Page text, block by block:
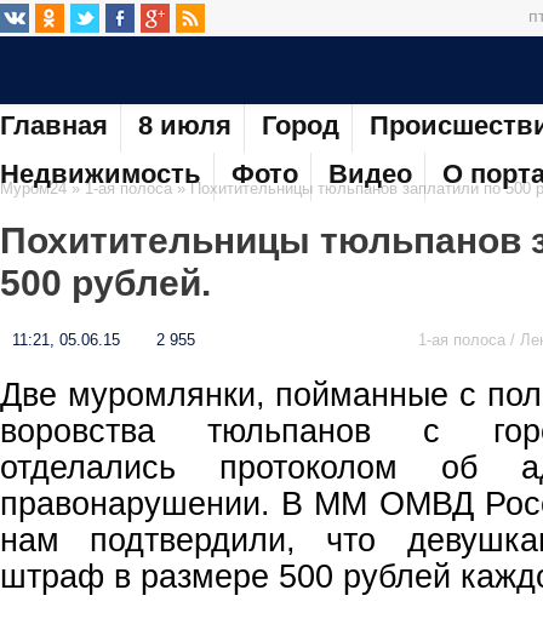
Главная 8 июля Город
Недвижимость
Фото Видео О
Муром24»1-ая полоса» Похитительницы тюльпанов заплатили по 500
Похитительницы тюльпанов
500 рублей.
11:21, 05.06.15 2 955 1-ая полоса /
Две муромлянки, пойманные с
воровства тюльпанов с
отделались протоколом об
правонарушении. В ММ ОМВД
нам подтвердили, что
штраф в размере 500 рублей